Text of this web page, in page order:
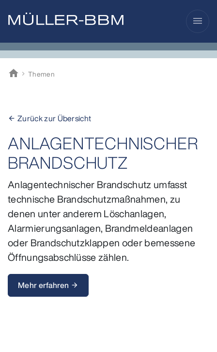
menu
home
Müller-BBM
Themen
arrow_back Zurück zur Übersicht
ANLAGENTECHNISCHER
BRANDSCHUTZ
Anlagentechnischer Brandschutz umfasst
technische Brandschutzmaßnahmen, zu
denen unter anderem Löschanlagen,
Alarmierungsanlagen, Brandmeldeanlagen
oder Brandschutzklappen oder bemessene
Öffnungsabschlüsse zählen.
Mehr erfahren arrow_forward